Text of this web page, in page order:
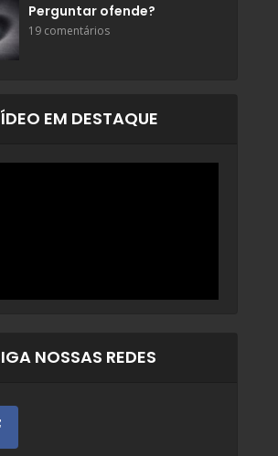
Perguntar ofende?
19 comentários
EM DESTAQUE
NOSSAS REDES